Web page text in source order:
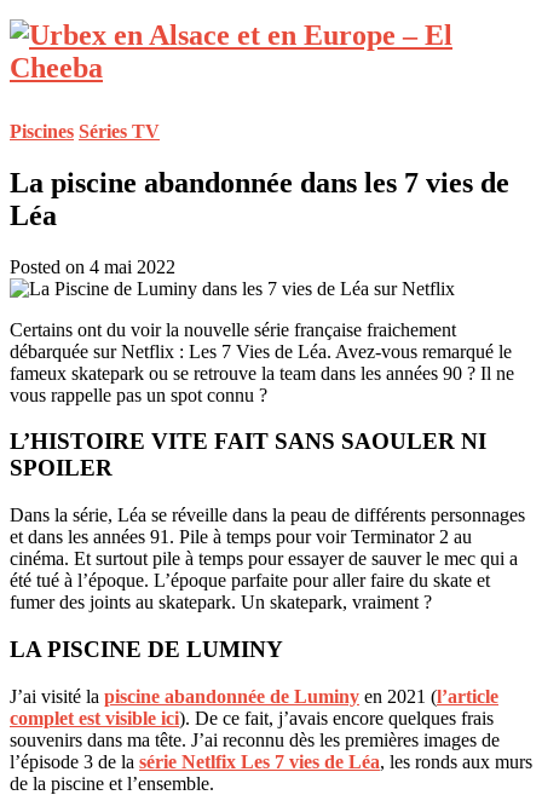
Piscines Séries TV
La piscine abandonnée dans les 7 vies de
Léa
Posted on 4 mai 2022
Certains ont du voir la nouvelle série française fraichement
débarquée sur Netflix : Les 7 Vies de Léa. Avez-vous remarqué le
fameux skatepark ou se retrouve la team dans les années 90 ? Il ne
vous rappelle pas un spot connu ?
L’HISTOIRE VITE FAIT SANS SAOULER NI
SPOILER
Dans la série, Léa se réveille dans la peau de différents personnages
et dans les années 91. Pile à temps pour voir Terminator 2 au
cinéma. Et surtout pile à temps pour essayer de sauver le mec qui a
été tué à l’époque. L’époque parfaite pour aller faire du skate et
fumer des joints au skatepark. Un skatepark, vraiment ?
LA PISCINE DE LUMINY
J’ai visité la piscine abandonnée de Luminy en 2021 (l’article
complet est visible ici). De ce fait, j’avais encore quelques frais
souvenirs dans ma tête. J’ai reconnu dès les premières images de
l’épisode 3 de la série Netlfix Les 7 vies de Léa, les ronds aux murs
de la piscine et l’ensemble.